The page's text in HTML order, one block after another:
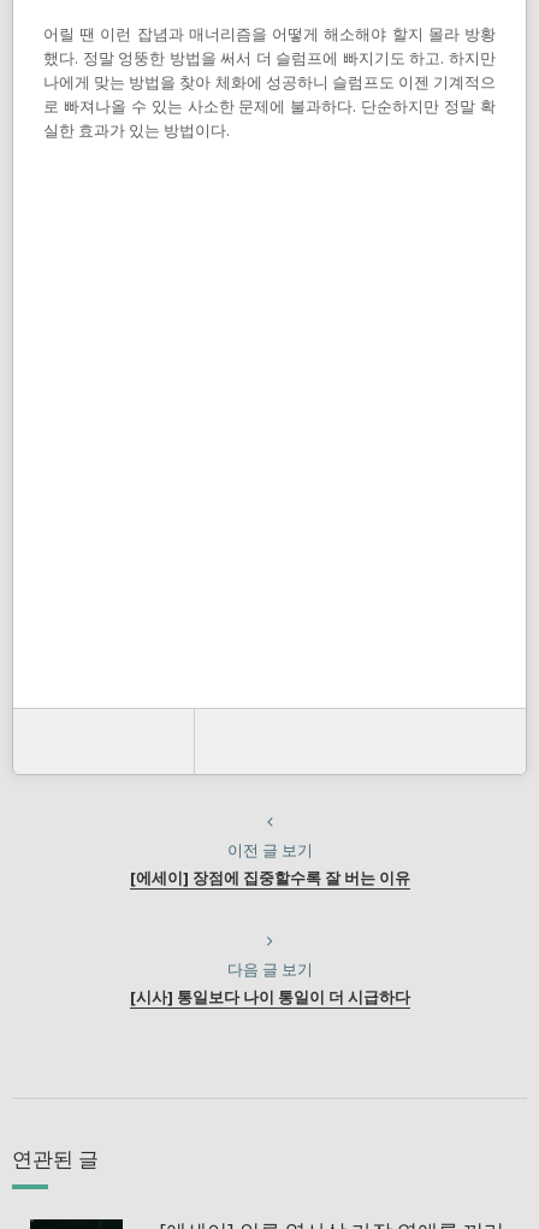
어릴 땐 이런 잡념과 매너리즘을 어떻게 해소해야 할지 몰라 방황
했다. 정말 엉뚱한 방법을 써서 더 슬럼프에 빠지기도 하고. 하지만
나에게 맞는 방법을 찾아 체화에 성공하니 슬럼프도 이젠 기계적으
로 빠져나올 수 있는 사소한 문제에 불과하다. 단순하지만 정말 확
실한 효과가 있는 방법이다.
이전 글 보기
[에세이] 장점에 집중할수록 잘 버는 이유
다음 글 보기
[시사] 통일보다 나이 통일이 더 시급하다
연관된 글